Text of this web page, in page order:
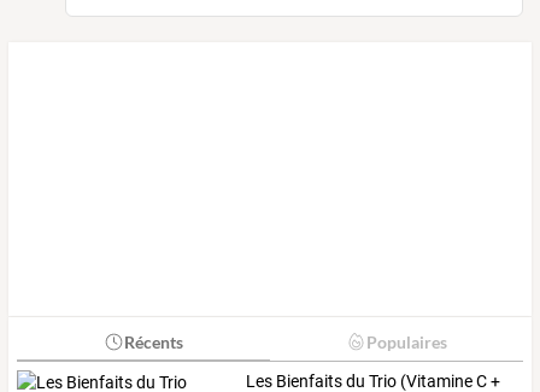
Récents Populaires
Les Bienfaitsdu Trio (VitamineC+